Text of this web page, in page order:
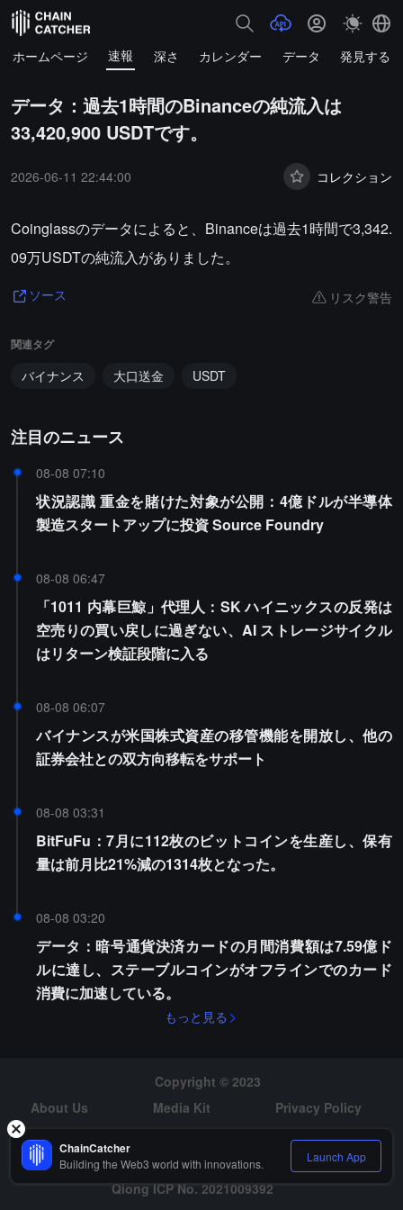
ホームページ 速報 深さ カレンダー データ 発見する
データ：過去1時間のBinanceの純流入は
33,420,900 USDTです。
2026-06-11 22:44:00 コレクション
Coinglassのデータによると、Binanceは過去1時間で3,342.
09万USDTの純流入がありました。
ソース リスク警告
関連タグ
バイナンス 大口送金 USDT
注目のニュース
08-08 07:10
状況認識 重金を賭けた対象が公開：4億ドルが半導体
製造スタートアップに投資 Source Foundry
08-08 06:47
「1011 内幕巨鯨」代理人：SK ハイニックスの反発は
空売りの買い戻しに過ぎない、AI ストレージサイクル
はリターン検証段階に入る
08-08 06:07
バイナンスが米国株式資産の移管機能を開放し、他の
証券会社との双方向移転をサポート
08-08 03:31
BitFuFu：7月に112枚のビットコインを生産し、保有
量は前月比21%減の1314枚となった。
08-08 03:20
データ：暗号通貨決済カードの月間消費額は7.59億ド
ルに達し、ステーブルコインがオフラインでのカード
消費に加速している。
もっと見る
Copyright © 2023
About Us
Media Kit
Privacy Policy
Risk Warning
Hiring
Qiong ICP No. 2021009392
ChainCatcher
Building the Web3 world with innovations. Launch App